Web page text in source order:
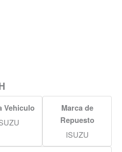
Vehiculo
Marca de
Repuesto
ISUZU